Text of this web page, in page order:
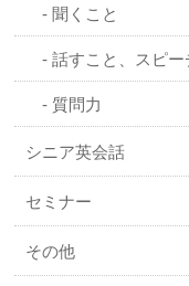
聞くこと
話すこと、スピー
質問力
シニア英会話
セミナー
その他